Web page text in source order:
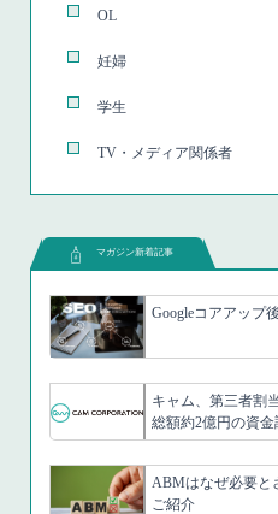
OL
妊婦
学生
TV・メディア関係者
マガジン新着記事
Googleコアアップ
キャム、第三者割
総額約2億円の資
ABMはなぜ必要と
ご紹介